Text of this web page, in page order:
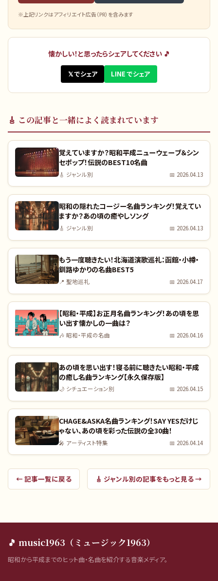
※上記リンクはアフィリエイト広告（PR）を含みます
懐かしい！と思ったらシェアしてください 🎵
𝕏 でシェア LINE でシェア
🎸 この記事と一緒によく読まれています
覚えていますか？昭和平成ニューウェーブ＆シン
セポップ！伝説のBEST10名曲
🎸 ジャンル別 📅 2026.04.13
昭和の隠れたコージー名曲ランキング！覚えてい
ますか？あの頃の癒やしソング
🎸 ジャンル別 📅 2026.04.13
もう一度聴きたい！北海道演歌巡礼：函館・小樽・
釧路ゆかりの名曲BEST5
📍 聖地巡礼 📅 2026.04.17
【昭和・平成】お正月名曲ランキング！あの頃を思
い出す懐かしの一曲は？
🎶 昭和・平成の名曲 📅 2026.04.16
あの頃を思い出す！寝る前に聴きたい昭和・平成
の癒し名曲ランキング【永久保存版】
🌙 シチュエーション別 📅 2026.04.15
CHAGE&ASKA名曲ランキング！SAY YESだけじ
ゃない、あの頃を彩った伝説の全30曲！
🎤 アーティスト特集 📅 2026.04.14
← 記事一覧に戻る 🎸 ジャンル別の記事をもっと見る →
🎵 music1963（ミュージック1963）
昭和から平成までのヒット曲・名曲を紹介する音楽メディア。